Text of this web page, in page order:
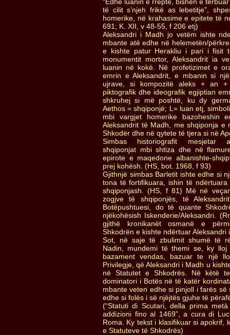
të cilit s’njeh frikë as lebetitje”,
homerike, në krahasime e epitete të
691; K. XII, v 48-55, f 206 etj)
Aleksandri i Madh jo vetëm ishte
mbante atë edhe në helemetën/
e kishte patur Herakliu i pari i fisit
monumentit mortor, Aleksandrit ia
luanin në kokë. Në profetizimet e
emrin e Aleksandrit, e mbanin si
ujrave, si kompozitë aleks + an +
piktografik dhe ideografik egjiptian
shkruhej si më poshtë, ku dy
Aethos = shqiponjë; L= luan etj,
mbi vargjet homerike bazoheshin
Aleksandrit të Madh, me shqiponja e
Shkodër dhe në qytete të tjera si në
Simbas historiografit mesjetar
shqiponjat mbi shtiza dhe në
epirote e maqedone albanishte-
prej kohësh. (HS, bot. 1968, f 93)
Gjithnjë simbas Barletit ishte edhe si
tona të fortifikuara, ishin të
shqiponjash. (HS, f 81) Më në
zogjve të shqiponjës, të
Botëpushtuesi, do të quante
njëkohësish Iskenderie/Aleksandri.
gjithë kronikanët osmanë e
Shkodrën e kishte ndërtuar Aleksandri
Sot, në saje të zbulimit shumë të
Nadin, mundemi të themi se, ky lloj
bazament vendas, bazuar te një
Privilegje, që Aleksandri i Madh u
në Statutet e Shkodrës. Në këtë
dominatori i Botës në të katër
mbante veten edhe si pinjoll i farës së
edhe si folës i së njëjtës gjuhe të
(“Statuti di Scutari, della prima
addizioni fino al 1469”, a cura di
Roma. Ky tekst i klasifikuar si apokrif,
e Statuteve të Shkodrës)